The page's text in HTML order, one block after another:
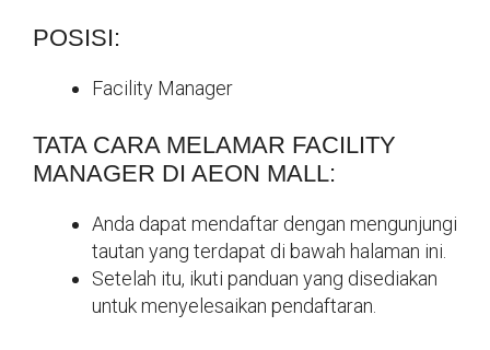
POSISI:
Facility Manager
TATA CARA MELAMAR FACILITY
MANAGER DI AEON MALL:
Anda dapat mendaftar dengan mengunjungi
tautan yang terdapat di bawah halaman ini.
Setelah itu, ikuti panduan yang disediakan
untuk menyelesaikan pendaftaran.